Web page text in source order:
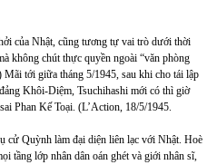
của Nhật, cũng tương tự vai trò dưới thời
không chút thực quyền ngoài “văn phòng
tới giữa tháng 5/1945, sau khi cho tái lập
Khôi-Diệm, Tsuchihashi mới có thì giờ
Phan Kế Toại. (L’Action, 18/5/1945.
cử Quỳnh làm đại diện liên lạc với Nhật. Hoè
tầng lớp nhân dân oán ghét và giới nhân sĩ,